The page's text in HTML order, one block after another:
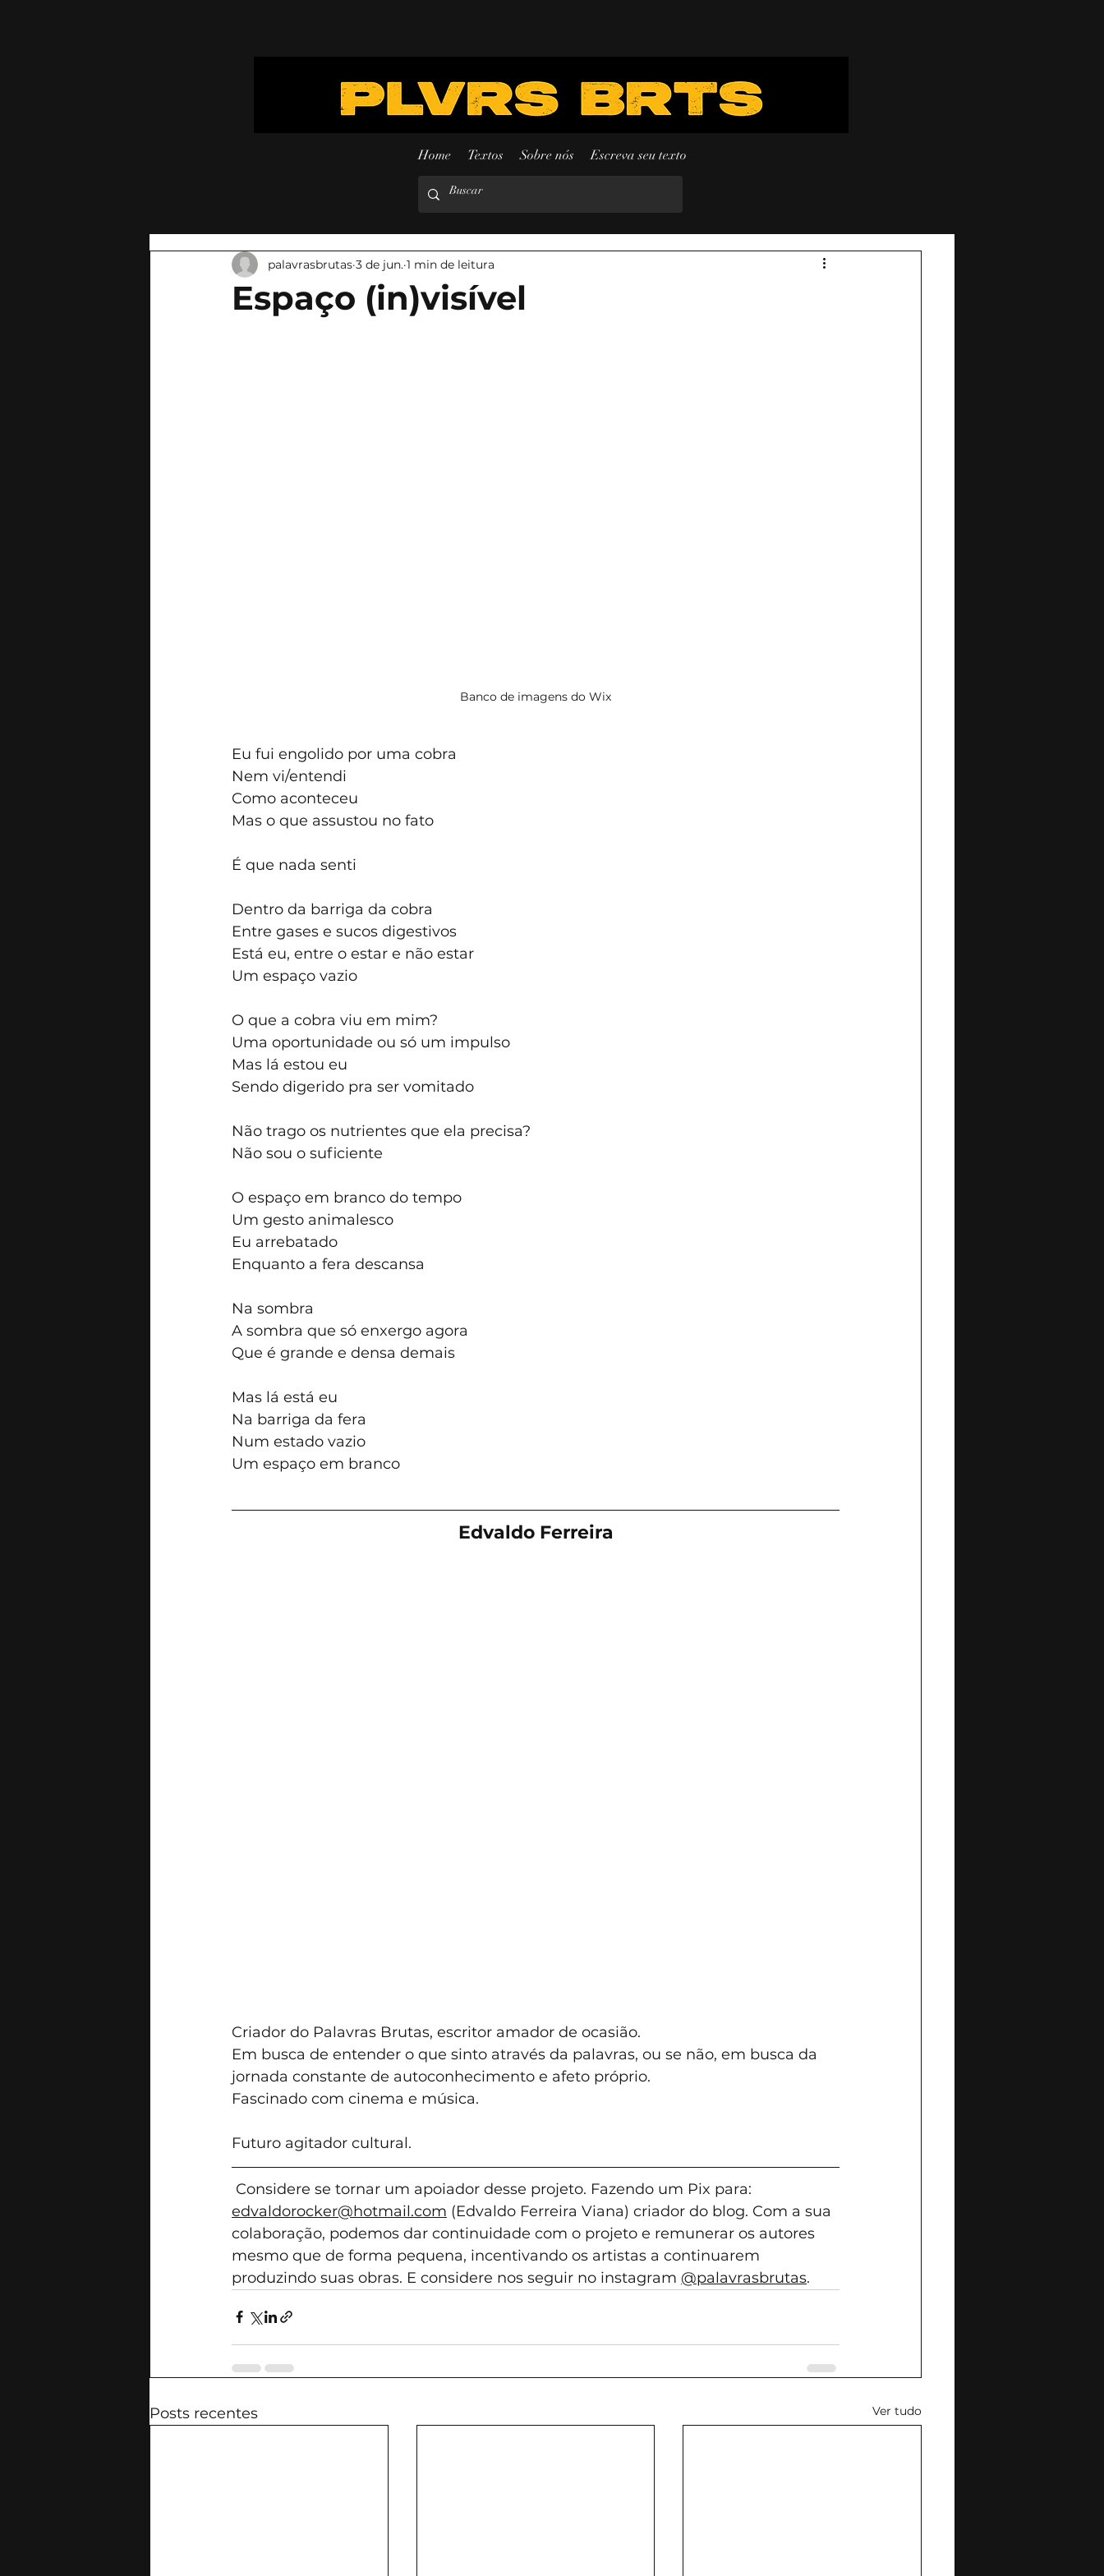
Home Textos Sobre nós Escreva seu texto
Espaço (in)visível
palavrasbrutas 3 de jun. 1 min de leitura
Banco de imagens do Wix
Eu fui engolido por uma cobra
Nem vi/entendi
Como aconteceu
Mas o que assustou no fato
É que nada senti
Dentro da barriga da cobra
Entre gases e sucos digestivos
Está eu, entre o estar e não estar
Um espaço vazio
O que a cobra viu em mim?
Uma oportunidade ou só um impulso
Mas lá estou eu
Sendo digerido pra ser vomitado
Não trago os nutrientes que ela precisa?
Não sou o suficiente
O espaço em branco do tempo
Um gesto animalesco
Eu arrebatado
Enquanto a fera descansa
Na sombra
A sombra que só enxergo agora
Que é grande e densa demais
Mas lá está eu
Na barriga da fera
Num estado vazio
Um espaço em branco
Edvaldo Ferreira
Criador do Palavras Brutas, escritor amador de ocasião.
Em busca de entender o que sinto através da palavras, ou se não, em busca da
jornada constante de autoconhecimento e afeto próprio.
Fascinado com cinema e música.
Futuro agitador cultural.
Considere se tornar um apoiador desse projeto. Fazendo um Pix para:
edvaldorocker@hotmail.com (Edvaldo Ferreira Viana) criador do blog. Com a sua
colaboração, podemos dar continuidade com o projeto e remunerar os autores
mesmo que de forma pequena, incentivando os artistas a continuarem
produzindo suas obras. E considere nos seguir no instagram @palavrasbrutas.
Posts recentes Ver tudo